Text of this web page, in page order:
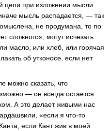
цепи при изложении мысли
мысль распадается, — так
не продумана, то по
сложного», могут исчезать
масло, или хлеб, или горячая
об утконосе, если нет
можно сказать, что
— он всегда остается
А это делает живыми нас
«если я что-то
если Кант жив в моей